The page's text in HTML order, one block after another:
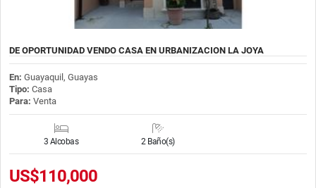
DE OPORTUNIDAD VENDO CASA EN URBANIZACION LA JOYA
En: Guayaquil, Guayas
Tipo: Casa
Para: Venta
3 Alcobas 2 Baño(s)
US$110,000